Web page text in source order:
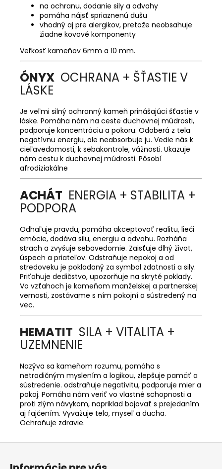
na ochranu, dodanie sily a odvahy
pomáha nájsť spriaznenú dušu
vhodný aj pre alergikov, pretože neobsahuje
žiadne kovové komponenty
Veľkosť kameňov 6mm a 10 mm.
ÓNYX OCHRANA + ŠŤASTIE V
LÁSKE
Je veľmi silný ochranný kameň prinášajúci šťastie v
láske. Pomáha nám na ceste duchovnej múdrosti,
podporuje koncentráciu a pokoru. Odoberá z tela
negatívnu energiu, ale neabsorbuje ju. Vedie nás k
cieľavedomosti, k sebakontrole, vážnosti. Ukazuje
nám cestu k duchovnej múdrosti. Pôsobí
afrodiziakálne
ACHÁT ENERGIA + STABILITA +
PODPORA
Odhaľuje pravdu, pomáha akceptovať realitu, lieči
emócie, dodáva silu, energiu a odvahu. Rozháňa
strach a zvyšuje sebavedomie. Zaisťuje dlhý život,
úspech a priateľov. Odstraňuje nepokoj a od
stredoveku je pokladaný za symbol zdatnosti a sily.
Priťahuje dedičstvo, upozorňuje na skryté poklady.
Vo vzťahoch je kameňom manželskej a partnerskej
vernosti, zostávame s ním pokojní a sústredený na
vec.
HEMATIT SILA + VITALITA +
UZEMNENIE
Nazýva sa kameňom rozumu, pomáha s
netradičným myslením a logikou, zlepšuje pamäť a
sústredenie. odstraňuje negativitu, podporuje mier a
pokoj. Pomáha nám veriť vo vlastné schopnosti a
proti zlým návykom, napriklad bojovať s prejedaním
aj fajčením. Vyvažuje telo, myseľ a ducha.
Ochraňuje zdravie.
Z